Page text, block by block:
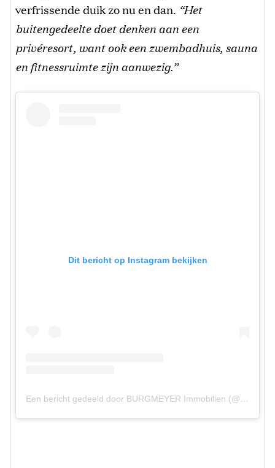
verfrissende duik zo nu en dan. “Het
buitengedeelte doet denken aan een
privéresort, want ook een zwembadhuis, sauna
en fitnessruimte zijn aanwezig.”
Dit bericht op Instagram bekijken